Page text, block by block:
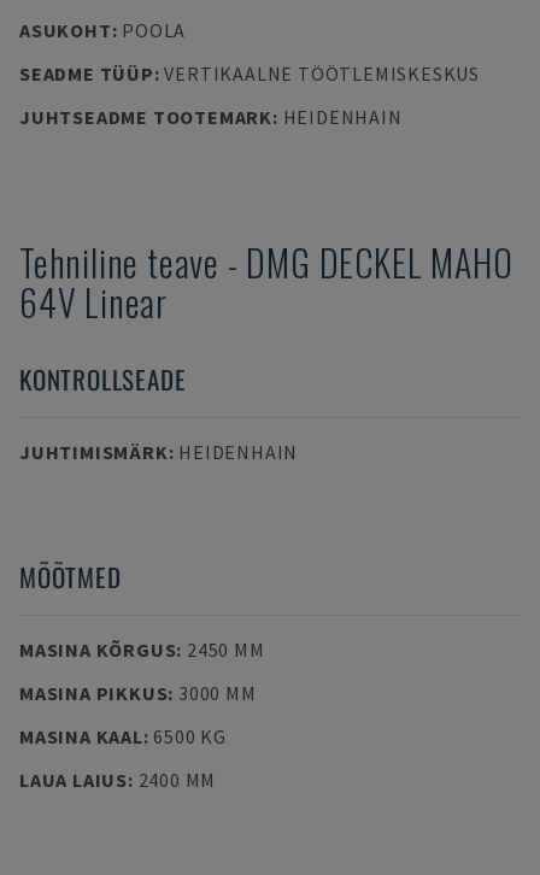
ASUKOHT: POOLA
SEADME TÜÜP:VERTIKAALNE TÖÖTLEMISKESKUS
JUHTSEADME TOOTEMARK: HEIDENHAIN
Tehniline teave - DMG DECKEL MAHO
64V Linear
KONTROLLSEADE
JUHTIMISMÄRK: HEIDENHAIN
MÕÕTMED
MASINA KÕRGUS: 2450 MM
MASINA PIKKUS: 3000 MM
MASINA KAAL: 6500 KG
LAUA LAIUS: 2400 MM